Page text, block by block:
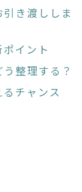
き渡ししま
イント
整理する？
チャンス